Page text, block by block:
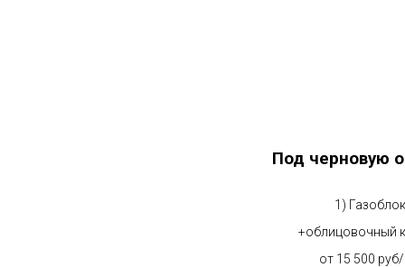
Под черновую
1) Газоблок
+облицовочный
от 15 500